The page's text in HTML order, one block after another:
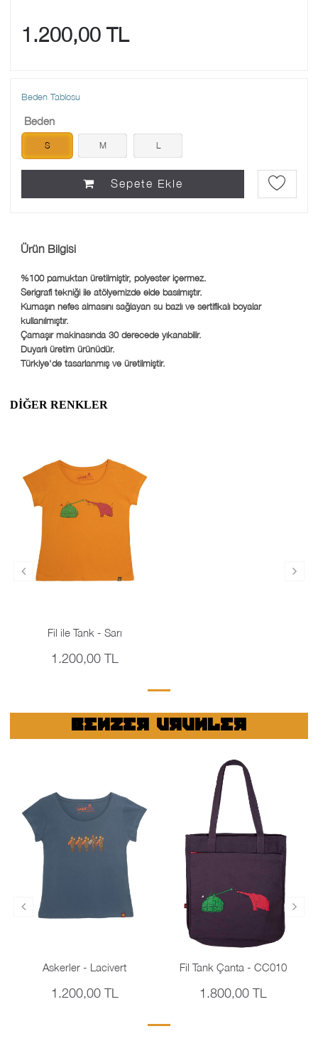
1.200,00 TL
Beden Tablosu
Beden
S M L
Sepete Ekle
Ürün Bilgisi
%100 pamuktan üretilmiştir, polyester içermez.
Serigrafi tekniği ile atölyemizde elde basılmıştır.
Kumaşın nefes almasını sağlayan su bazlı ve sertifikalı boyalar
kullanılmıştır.
Çamaşır makinasında 30 derecede yıkanabilir.
Duyarlı üretim ürünüdür.
Türkiye'de tasarlanmış ve üretilmiştir.
DIĞER RENKLER
Fil ile Tank - Sarı
1.200,00 TL
BENZER URUNLER
Askerler - Lacivert
1.200,00 TL
Fil Tank Çanta - CC010
1.800,00 TL